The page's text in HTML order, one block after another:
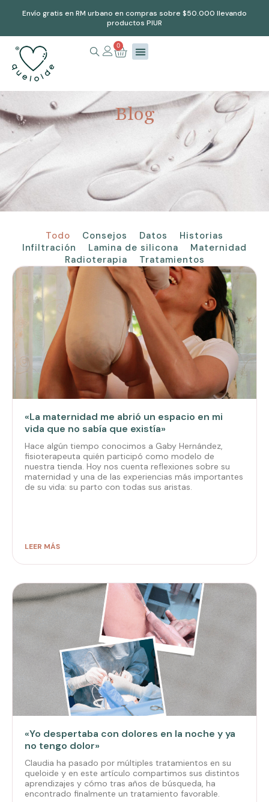
Envío gratis en RM urbano en compras sobre $50.000 llevando
productos PIUR
0
Blog
Consejos Datos
Historias
Infiltración
Lamina de silicona
Maternidad
Radioterapia
Tratamientos
Todo
«La maternidad me abrió un espacio en mi
vida que no sabía que existía»
Hace algún tiempo conocimos a Gaby Hernández,
fisioterapeuta quién participó como modelo de
nuestra tienda. Hoy nos cuenta reflexiones sobre su
maternidad y una de las experiencias más importantes
de su vida: su parto con todas sus aristas.
LEER MÁS
«Yo despertaba con dolores en la noche y ya
no tengo dolor»
Claudia ha pasado por múltiples tratamientos en su
queloide y en este artículo compartimos sus distintos
aprendizajes y cómo tras años de búsqueda, ha
encontrado finalmente un tratamiento favorable.